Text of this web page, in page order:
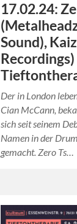
17.02.24:
Sound),
Der in London
Cian McCann,
sich seit seinem
Namen in der
gemacht. Zero Ts…